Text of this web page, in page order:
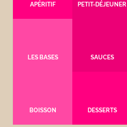
APÉRITIF PETIT-DÉJEUNER
LES BASES SAUCES
BOISSON DESSERTS